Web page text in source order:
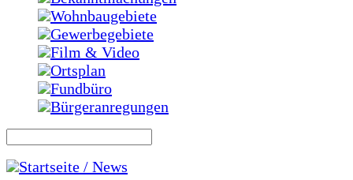
Wohnbaugebiete
Gewerbegebiete
Film & Video
Ortsplan
Fundbüro
Bürgeranregungen
Startseite / News